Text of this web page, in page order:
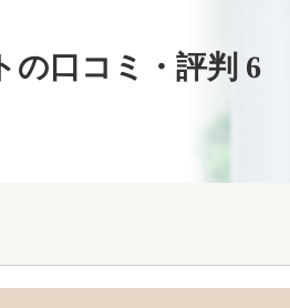
の口コミ・評判 6